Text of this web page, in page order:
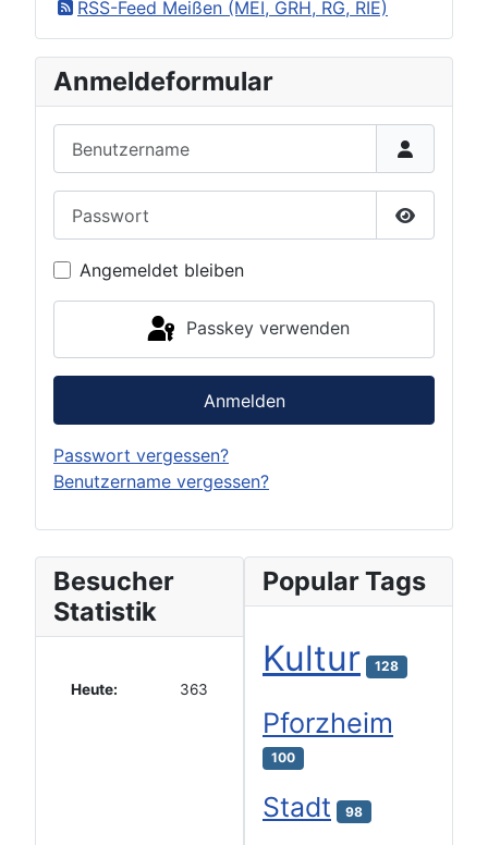
RSS-Feed Meißen (MEI, GRH, RG, RIE)
Anmeldeformular
Passwort
Angemeldet bleiben
Passkey verwenden
Anmelden
Passwort vergessen?
Benutzername vergessen?
Besucher
Statistik
Heute: 363
Popular Tags
Kultur 128
Pforzheim
100
Stadt 98